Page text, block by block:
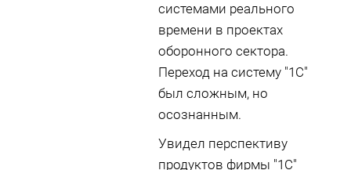
системами реального
времени в проектах
оборонного сектора.
Переход на систему "1С"
был сложным, но
осознанным.
Увидел перспективу
продуктов фирмы "1С"